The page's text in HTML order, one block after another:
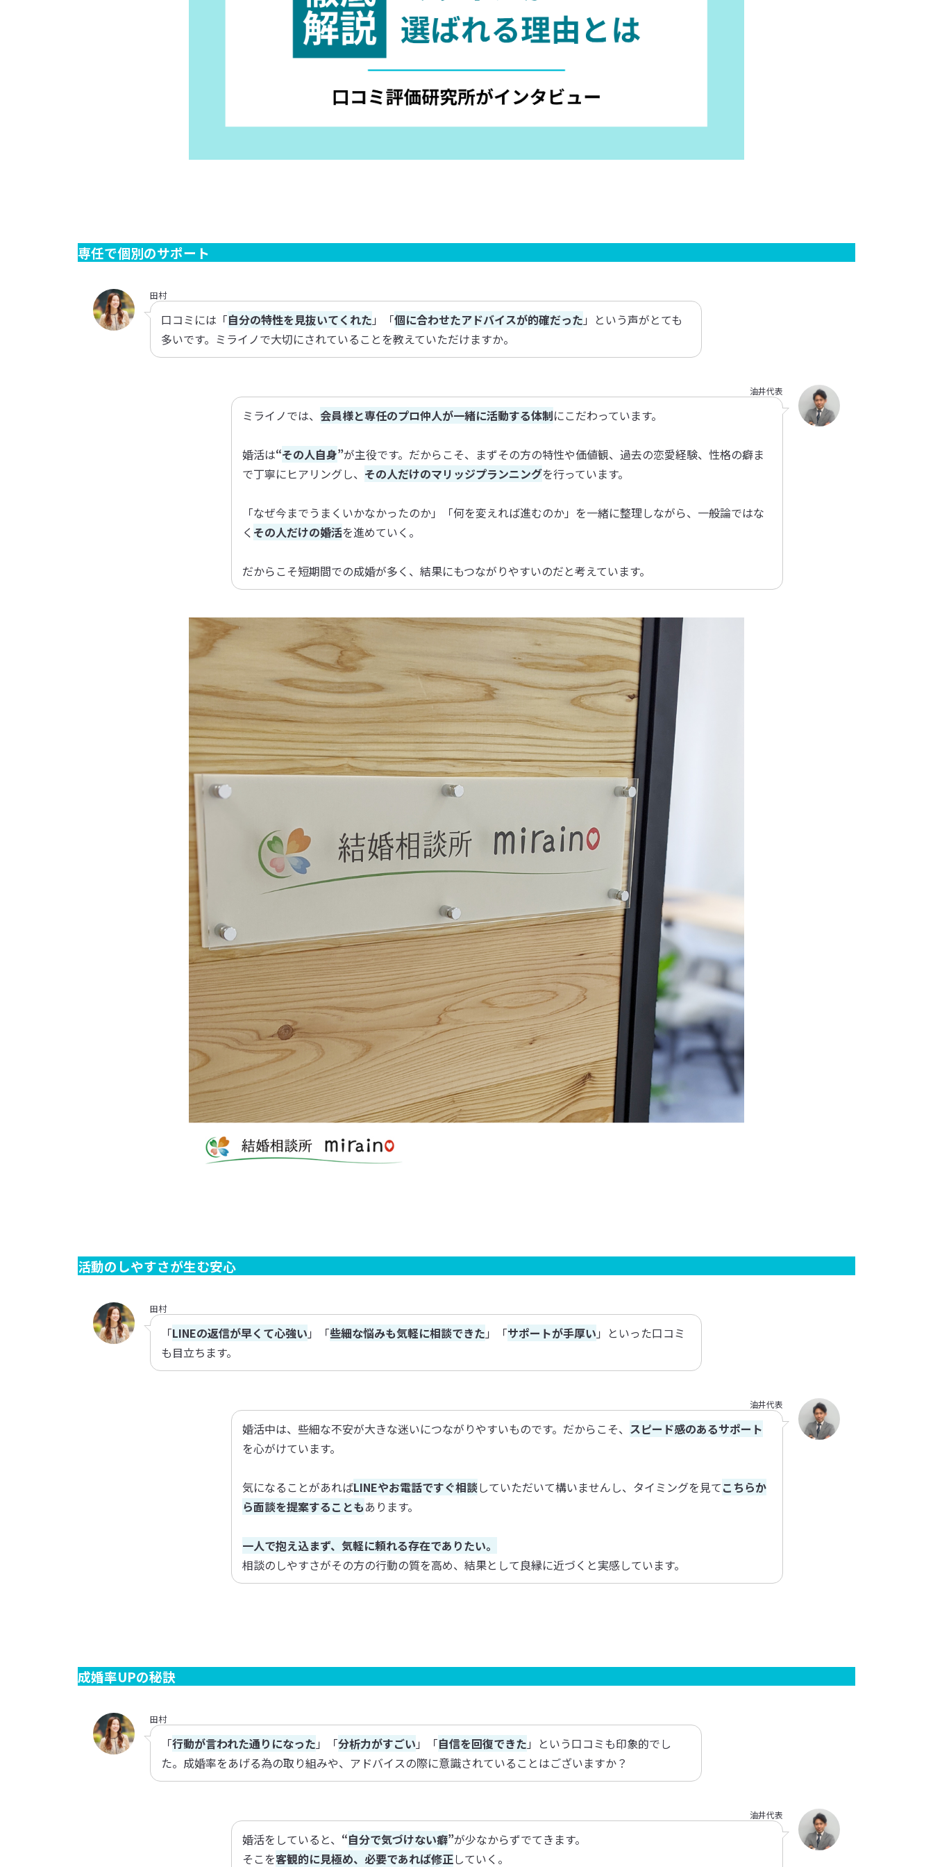
専任で個別のサポート
田村
口コミには「自分の特性を見抜いてくれた 」「個に合わせたアドバイスが的確だった 」という声がとても
多いです。ミライノで大切にされていることを教えていただけますか。
油井代表
ミライノでは、 会員様と専任のプロ仲人が一緒に活動する体制にこだわっています。
婚活は“その人自身”が主役です。だからこそ、まずその方の特性や価値観、過去の恋愛経験、性格の癖ま
で丁寧にヒアリングし、 その人だけのマリッジプランニングを行っています。
「なぜ今までうまくいかなかったのか」「何を変えれば進むのか」を一緒に整理しながら、一般論ではな
く その人だけの婚活を進めていく。
だからこそ短期間での成婚が多く、結果にもつながりやすいのだと考えています。
活動のしやすさが生む安心
田村
「LINEの返信が早くて心強い 」「些細な悩みも気軽に相談できた 」「サポートが手厚い 」といった口コミ
も目立ちます。
油井代表
婚活中は、些細な不安が大きな迷いにつながりやすいものです。だからこそ、 スピード感のあるサポート
を心がけています。
気になることがあればLINEやお電話ですぐ相談していただいて構いませんし、タイミングを見てこちらか
ら面談を提案することもあります。
一人で抱え込まず、気軽に頼れる存在でありたい。
相談のしやすさがその方の行動の質を高め、結果として良縁に近づくと実感しています。
成婚率UPの秘訣
田村
「行動が言われた通りになった 」「分析力がすごい 」「自信を回復できた 」という口コミも印象的でし
た。成婚率をあげる為の取り組みや、アドバイスの際に意識されていることはございますか？
油井代表
婚活をしていると、 “自分で気づけない癖”が少なからずでてきます。
そこを客観的に見極め、必要であれば修正していく。